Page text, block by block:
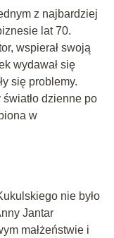
z najbardziej
lat 70.
wspierał swoją
wydawał się
się problemy.
światło dzienne po
w
nie było
Jantar
małżeństwie i